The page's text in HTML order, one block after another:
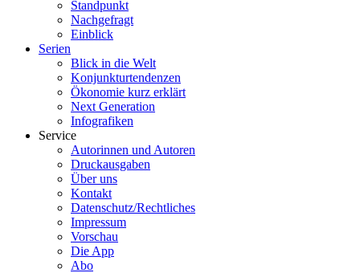
Standpunkt
Nachgefragt
Einblick
Serien
Blick in die Welt
Konjunkturtendenzen
Ökonomie kurz erklärt
Next Generation
Infografiken
Service
Autorinnen und Autoren
Druckausgaben
Über uns
Kontakt
Datenschutz/Rechtliches
Impressum
Vorschau
Die App
Abo